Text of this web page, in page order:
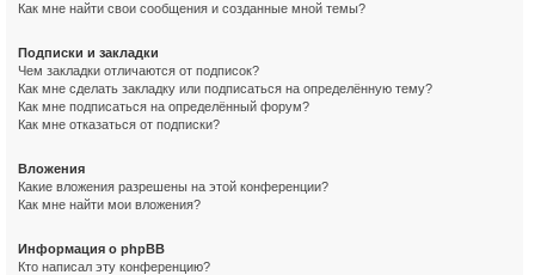
Как мне найти свои сообщения и созданные мной темы?
Подписки и закладки
Чем закладки отличаются от подписок?
Как мне сделать закладку или подписаться на определённую тему?
Как мне подписаться на определённый форум?
Как мне отказаться от подписки?
Вложения
Какие вложения разрешены на этой конференции?
Как мне найти мои вложения?
Информация о phpBB
Кто написал эту конференцию?